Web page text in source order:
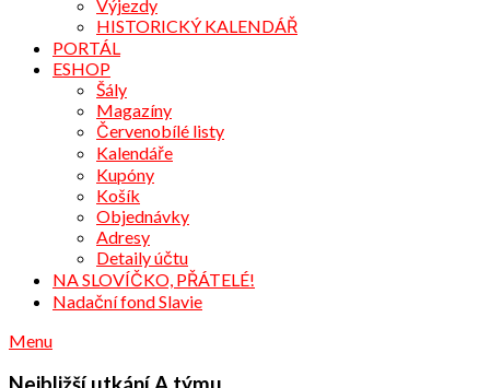
Výjezdy
HISTORICKÝ KALENDÁŘ
PORTÁL
ESHOP
Šály
Magazíny
Červenobílé listy
Kalendáře
Kupóny
Košík
Objednávky
Adresy
Detaily účtu
NA SLOVÍČKO, PŘÁTELÉ!
Nadační fond Slavie
Menu